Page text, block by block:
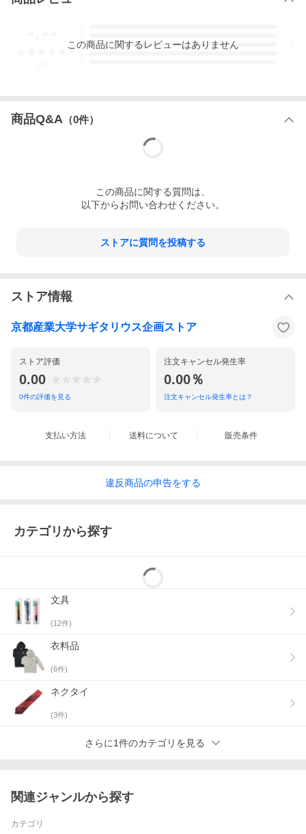
3
この商品に関するレビューはありません
商品Q&A （0件）
この商品に関する質問は、
以下からお問い合わせください。
ストアに質問を投稿する
ストア情報
京都産業大学サギタリウス企画ストア
ストア評価
0.00
0件の評価を見る
注文キャンセル発生率
0.00％
注文キャンセル発生率とは？
支払い方法 送料について 販売条件
違反商品の申告をする
カテゴリから探す
文具
(12件)
衣料品
(6件)
ネクタイ
(3件)
さらに1件のカテゴリを見る
関連ジャンルから探す
カテゴリ